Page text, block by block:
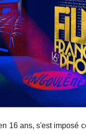
16 ans, s'est imposé